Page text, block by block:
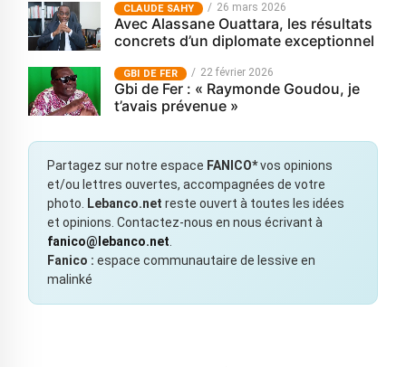
CLAUDE SAHY 26 mars 2026
Avec Alassane Ouattara, les résultats
concrets d’un diplomate exceptionnel
GBI DE FER 22 février 2026
Gbi de Fer : « Raymonde Goudou, je
t’avais prévenue »
Partagez sur notre espace FANICO*vos opinions
et/ou lettres ouvertes, accompagnées de votre
photo.
Lebanco.net reste ouvert à toutes les idées
et opinions. Contactez-nous en nous écrivant à
fanico@lebanco.net
Fanico : espace communautaire de lessive en
malinké